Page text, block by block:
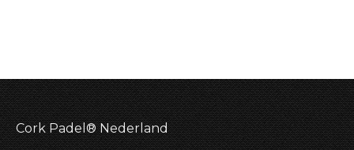
Cork Padel® Nederland